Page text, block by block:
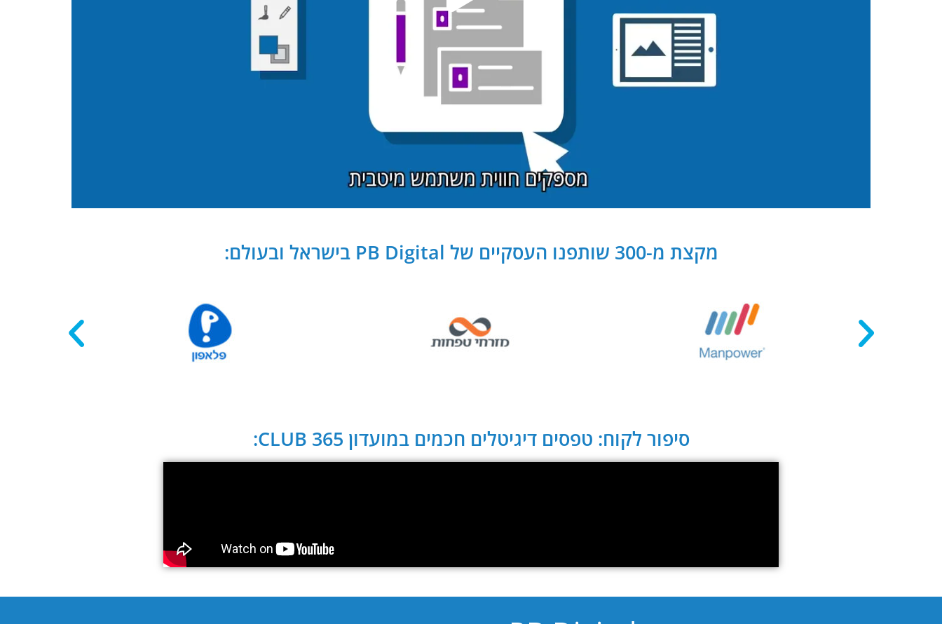
מקצת מ-300 שותפנו העסקיים של PB Digital בישראל ובעולם:
סיפור לקוח: טפסים דיגיטלים חכמים במועדון CLUB 365: